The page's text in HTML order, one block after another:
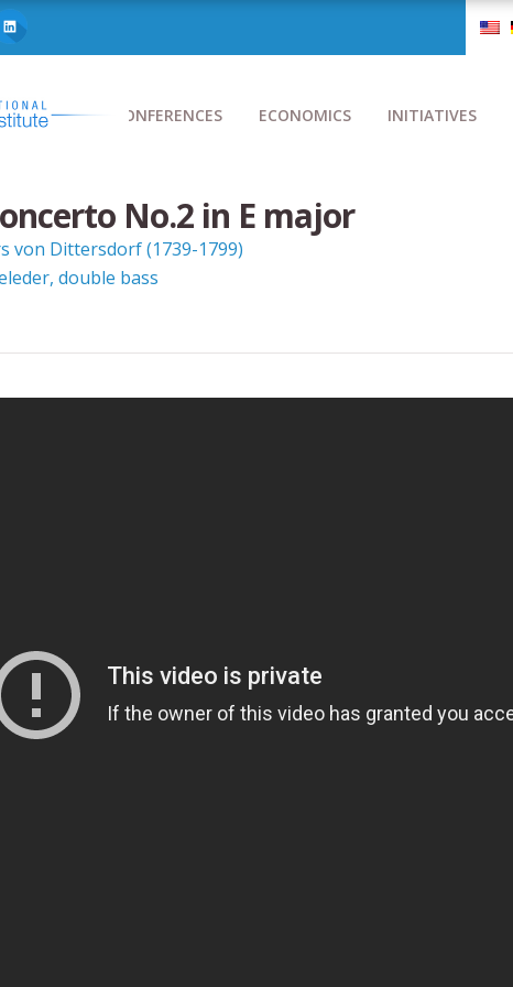
CONFERENCES ECONOMICS INITIATIVES
No.2 in E major
von Dittersdorf (1739-1799)
double bass